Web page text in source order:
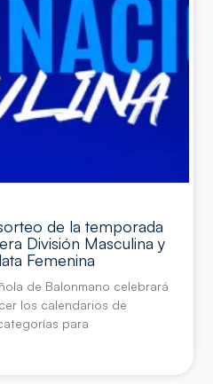
de la temporada
División Masculina y
Femenina
de Balonmano celebrará
los calendarios de
para